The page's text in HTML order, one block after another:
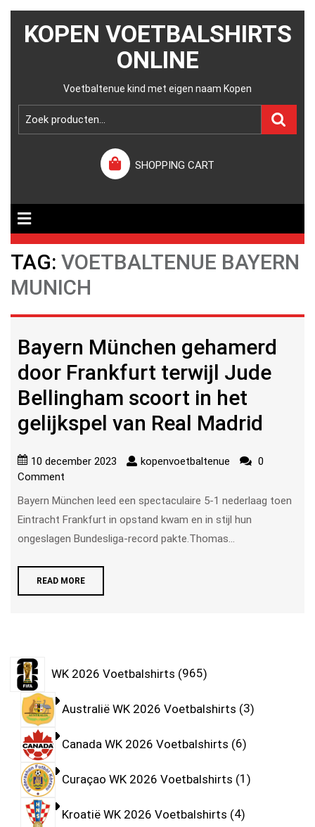
KOPEN VOETBALSHIRTS
ONLINE
Voetbaltenue kind met eigen naam Kopen
SHOPPING CART
TAG: VOETBALTENUE BAYERN
MUNICH
Bayern München gehamerd
door Frankfurt terwijl Jude
Bellingham scoort in het
gelijkspel van Real Madrid
10 december 2023 kopenvoetbaltenue
0
Comment
Bayern München leed een spectaculaire 5-1 nederlaag toen
Eintracht Frankfurt in opstand kwam en in stijl hun
ongeslagen Bundesliga-record pakte.Thomas...
READ MORE
WK 2026 Voetbalshirts 965
Australië WK 2026 Voetbalshirts 3
Canada WK 2026 Voetbalshirts 6
Curaçao WK 2026 Voetbalshirts 1
Kroatië WK 2026 Voetbalshirts 4